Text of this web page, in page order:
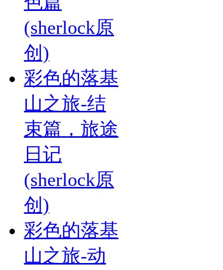
(sherlock原
创)
彩色的落基
山之旅-结
束篇，旅途
日记
(sherlock原
创)
彩色的落基
山之旅-动